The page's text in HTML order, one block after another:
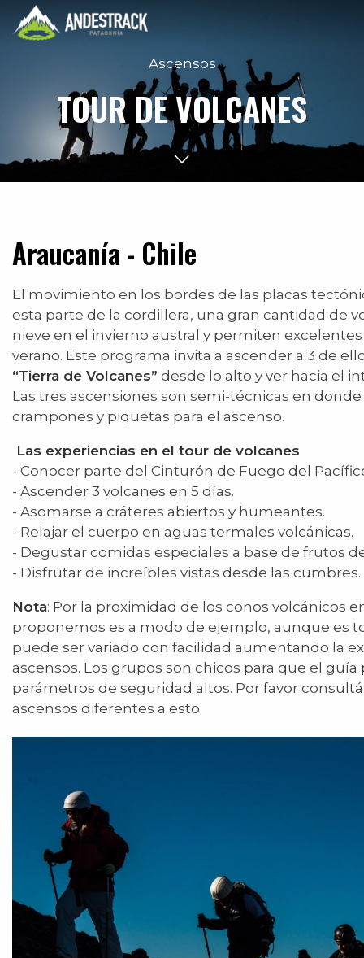
Ascensos
TOUR DE VOLCANES
Araucanía - Chile
El movimiento en los bordes de las placas
esta parte de la cordillera, una gran cantidad de
nieve en el invierno austral y permiten
verano. Este programa invita a ascender a 3 de
“Tierra de Volcanes” desde lo alto y ver hacia el
Las tres ascensiones son semi-técnicas en
crampones y piquetas para el ascenso.
Las experiencias en el tour de volcanes
- Conocer parte del Cinturón de Fuego del
- Ascender 3 volcanes en 5 días.
- Asomarse a cráteres abiertos y humeantes.
- Relajar el cuerpo en aguas termales volcánicas.
- Degustar comidas especiales a base de frutos
- Disfrutar de increíbles vistas desde las cumbres.
Nota: Por la proximidad de los conos volcánicos
proponemos es a modo de ejemplo, aunque es
puede ser variado con facilidad aumentando la
ascensos. Los grupos son chicos para que el
parámetros de seguridad altos. Por favor
ascensos diferentes a esto.